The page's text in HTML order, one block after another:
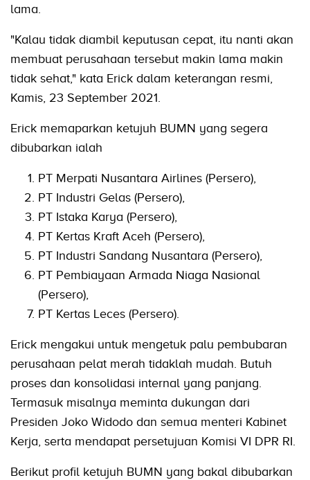
lama.
"Kalau tidak diambil keputusan cepat, itu nanti akan
membuat perusahaan tersebut makin lama makin
tidak sehat," kata Erick dalam keterangan resmi,
Kamis, 23 September 2021.
Erick memaparkan ketujuh BUMN yang segera
dibubarkan ialah
PT Merpati Nusantara Airlines (Persero),
PT Industri Gelas (Persero),
PT Istaka Karya (Persero),
PT Kertas Kraft Aceh (Persero),
PT Industri Sandang Nusantara (Persero),
PT Pembiayaan Armada Niaga Nasional
(Persero),
PT Kertas Leces (Persero).
Erick mengakui untuk mengetuk palu pembubaran
perusahaan pelat merah tidaklah mudah. Butuh
proses dan konsolidasi internal yang panjang.
Termasuk misalnya meminta dukungan dari
Presiden Joko Widodo dan semua menteri Kabinet
Kerja, serta mendapat persetujuan Komisi VI DPR RI.
Berikut profil ketujuh BUMN yang bakal dibubarkan